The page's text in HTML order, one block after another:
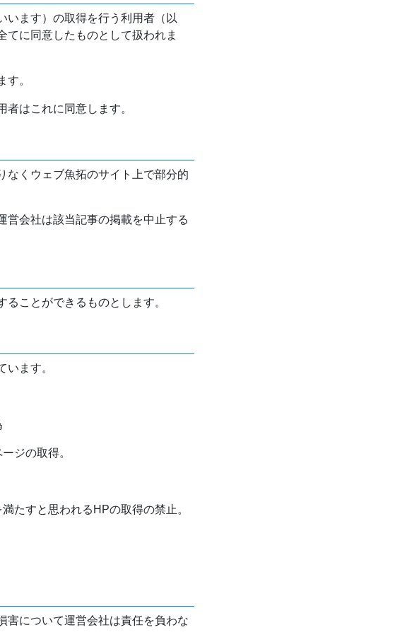
います）の取得を行う利用者（以
に同意したものとして扱われま
。
はこれに同意します。
なくウェブ魚拓のサイト上で部分的
営会社は該当記事の掲載を中止する
ことができるものとします。
ます。
ジの取得。
たすと思われるHPの取得の禁止。
害について運営会社は責任を負わな